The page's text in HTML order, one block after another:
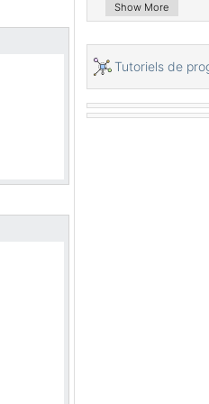
Qu'est-ce que
Show More
Tutoriels de